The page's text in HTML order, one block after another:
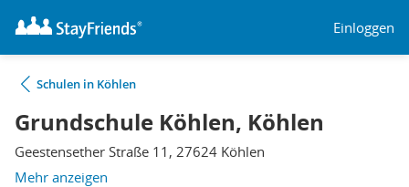
Einloggen
Schulen in Köhlen
Grundschule Köhlen, Köhlen
Geestensether Straße 11, 27624 Köhlen
Mehr anzeigen